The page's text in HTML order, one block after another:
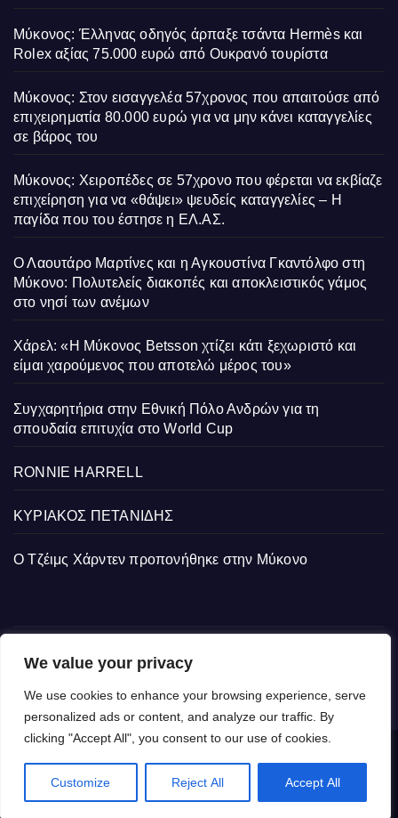
We value your privacy
We use cookies to enhance your browsing experience, serve
personalized ads or content, and analyze our traffic. By
clicking "Accept All", you consent to our use of cookies.
Customize Reject All Accept All
Μύκονος: Έλληνας οδηγός άρπαξε τσάντα Hermès και
Rolex αξίας 75.000 ευρώ από Ουκρανό τουρίστα
Μύκονος: Στον εισαγγελέα 57χρονος που απαιτούσε από
επιχειρηματία 80.000 ευρώ για να μην κάνει καταγγελίες
σε βάρος του
Μύκονος: Χειροπέδες σε 57χρονο που φέρεται να εκβίαζε
επιχείρηση για να «θάψει» ψευδείς καταγγελίες – Η
παγίδα που του έστησε η ΕΛ.ΑΣ.
Ο Λαουτάρο Μαρτίνες και η Αγκουστίνα Γκαντόλφο στη
Μύκονο: Πολυτελείς διακοπές και αποκλειστικός γάμος
στο νησί των ανέμων
Χάρελ: «Η Μύκονος Betsson χτίζει κάτι ξεχωριστό και
είμαι χαρούμενος που αποτελώ μέρος του»
Συγχαρητήρια στην Εθνική Πόλο Ανδρών για τη
σπουδαία επιτυχία στο World Cup
RONNIE HARRELL
ΚΥΡΙΑΚΟΣ ΠΕΤΑΝΙΔΗΣ
Ο Τζέιμς Χάρντεν προπονήθηκε στην Μύκονο
Δημιουργήθηκε από το digital2000 με την Υποστήριξη του WordPress
Θέμα: Newsup απόThemeansar